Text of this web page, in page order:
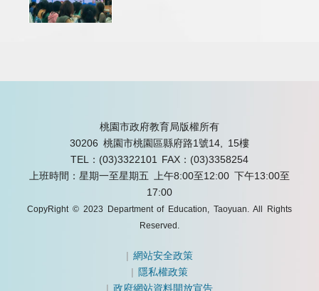
桃園市政府教育局版權所有
30206 桃園市桃園區縣府路1號14, 15樓
TEL：(03)3322101 FAX：(03)3358254
上班時間：星期一至星期五 上午8:00至12:00 下午13:00至
17:00
CopyRight © 2023 Department of Education, Taoyuan. All Rights
Reserved.
|網站安全政策
| 隱私權政策
|政府網站資料開放宣告